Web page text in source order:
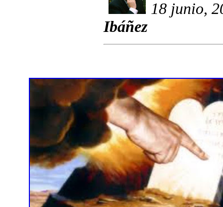
18 junio,
Ibáñez